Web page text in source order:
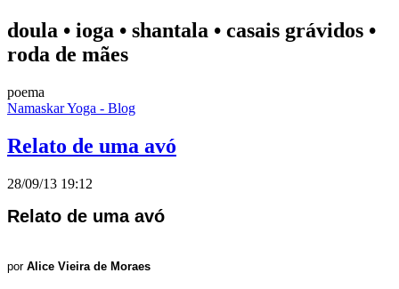
doula • ioga • shantala • casais grávidos •
roda de mães
poema
Namaskar Yoga - Blog
Relato de uma avó
28/09/13 19:12
Relato de uma avó
porAlice Vieira de Moraes